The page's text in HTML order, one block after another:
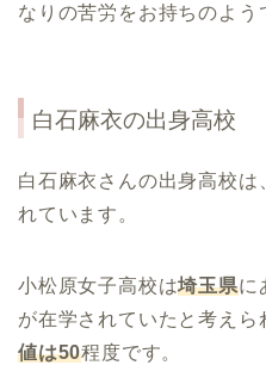
なりの苦労をお持ちのよう
白石麻衣の出身高校
白石麻衣さんの出身高校は
れています。
小松原女子高校は埼玉県に
が在学されていたと考え
値は50程度です。